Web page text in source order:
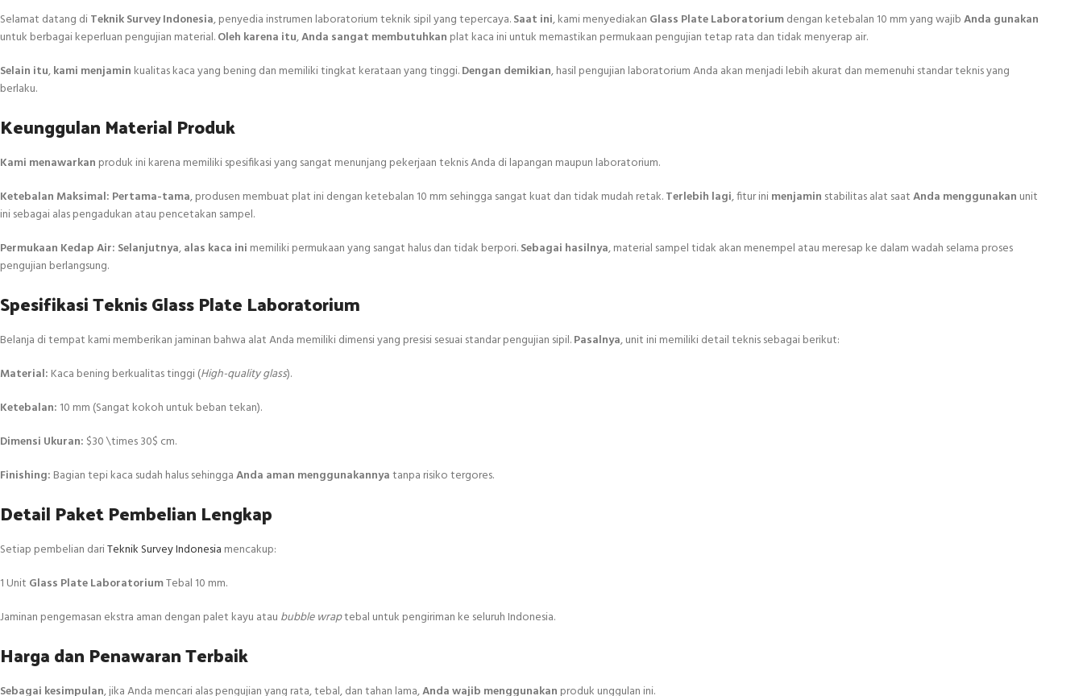
Selamat datang diTeknik Survey Indonesia, penyedia instrumen laboratorium teknik sipil yang tepercaya.Saat ini, kami menyediakan Glass Plate Laboratoriumdengan ketebalan 10 mm yang wajibAnda gunakan
untuk berbagai keperluan pengujian material.Oleh karena itu,Anda sangat membutuhkan plat kaca ini untuk memastikan permukaan pengujian tetap rata dan tidak menyerap air.
Selain itu,kami menjamin kualitas kaca yang bening dan memiliki tingkat kerataan yang tinggi.Dengan demikian, hasil pengujian laboratorium Anda akan menjadi lebih akurat dan memenuhi standar teknis yang
berlaku.
Keunggulan Material Produk
Kami menawarkan produk ini karena memiliki spesifikasi yang sangat menunjang pekerjaan teknis Anda di lapangan maupun laboratorium.
Ketebalan Maksimal: Pertama-tama, produsen membuat plat ini dengan ketebalan 10 mm sehingga sangat kuat dan tidak mudah retak.Terlebih lagi, fitur inimenjamin stabilitas alat saatAnda menggunakan unit
ini sebagai alas pengadukan atau pencetakan sampel.
Permukaan Kedap Air: Selanjutnya,alas kaca ini memiliki permukaan yang sangat halus dan tidak berpori.Sebagai hasilnya, material sampel tidak akan menempel atau meresap ke dalam wadah selama proses
pengujian berlangsung.
Spesifikasi Teknis Glass Plate Laboratorium
Belanja di tempat kami memberikan jaminan bahwa alat Anda memiliki dimensi yang presisi sesuai standar pengujian sipil.Pasalnya, unit ini memiliki detail teknis sebagai berikut:
Material: Kaca bening berkualitas tinggi (High-quality glass).
Ketebalan: 10 mm (Sangat kokoh untuk beban tekan).
Dimensi Ukuran: $30 \times 30$ cm.
Finishing: Bagian tepi kaca sudah halus sehinggaAnda aman menggunakannyatanpa risiko tergores.
Detail Paket Pembelian Lengkap
Setiap pembelian dariTeknik Survey Indonesia mencakup:
1 Unit Glass Plate LaboratoriumTebal 10 mm.
Jaminan pengemasan ekstra aman dengan palet kayu atau bubble wraptebal untuk pengiriman ke seluruh Indonesia.
Harga dan Penawaran Terbaik
Sebagai kesimpulan, jika Anda mencari alas pengujian yang rata, tebal, dan tahan lama,Anda wajib menggunakan produk unggulan ini.